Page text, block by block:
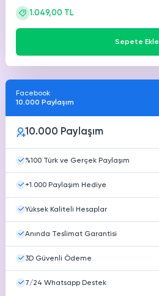
1.049,00 TL
Sepete Ekle
Facebook
10.000 Paylaşım
10.000 Paylaşım
%100 Türk ve Gerçek Paylaşım
+1.000 Paylaşım Hediye
Yüksek Kaliteli Hesaplar
Anında Teslimat Garantisi
3D Güvenli Ödeme
7/24 Whatsapp Destek